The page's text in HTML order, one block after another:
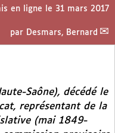
en ligne le 31 mars 2017
par Desmars, Bernard
Saône), décédé le
représentant de la
(mai 1849-